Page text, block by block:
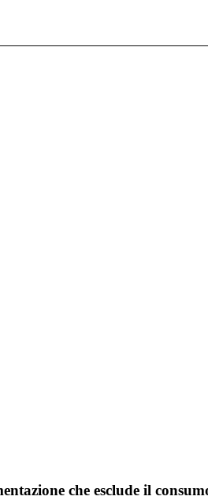
che esclude il